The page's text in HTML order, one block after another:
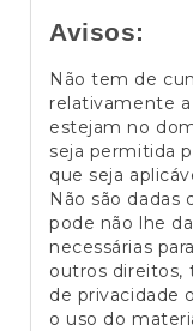
Avisos:
Não tem de
relativamente
estejam no
seja permitida
que seja
Não são dadas
pode não lhe
necessárias
outros direitos,
de privacidade
o uso do